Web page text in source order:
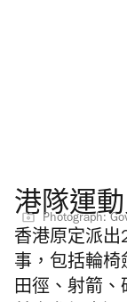
港隊運
Photograph:
香港原定派出
事，包括輪椅
田徑、射箭